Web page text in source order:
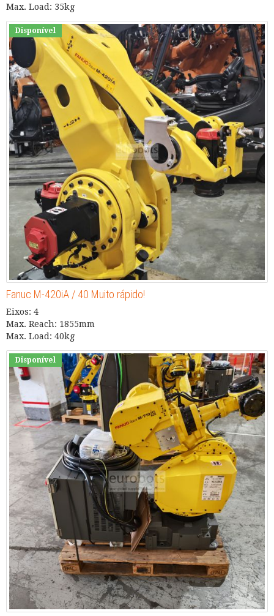
Max. Load: 35kg
Disponível
Fanuc M-420iA / 40 Muito rápido!
Eixos: 4
Max. Reach: 1855mm
Max. Load: 40kg
Disponível